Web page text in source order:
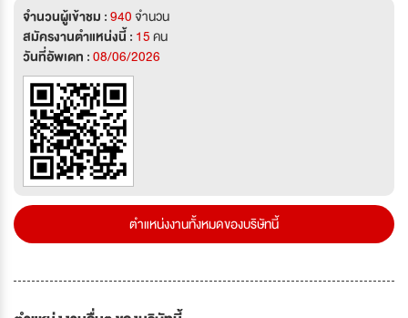
จำนวนผู้เข้าชม :940จำนวน
สมัครงานตำแหน่งนี้ : 15คน
วันที่อัพเดท :08/06/2026
ตำแหน่งงานทั้งหมดของบริษัทนี้